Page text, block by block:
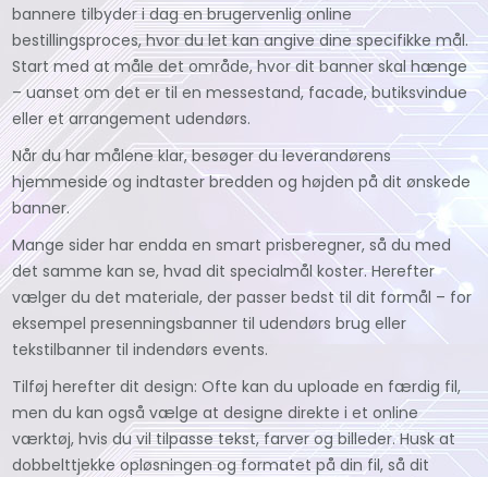
bannere tilbyder i dag en brugervenlig online
bestillingsproces, hvor du let kan angive dine specifikke mål.
Start med at måle det område, hvor dit banner skal hænge
– uanset om det er til en messestand, facade, butiksvindue
eller et arrangement udendørs.
Når du har målene klar, besøger du leverandørens
hjemmeside og indtaster bredden og højden på dit ønskede
banner.
Mange sider har endda en smart prisberegner, så du med
det samme kan se, hvad dit specialmål koster. Herefter
vælger du det materiale, der passer bedst til dit formål – for
eksempel presenningsbanner til udendørs brug eller
tekstilbanner til indendørs events.
Tilføj herefter dit design: Ofte kan du uploade en færdig fil,
men du kan også vælge at designe direkte i et online
værktøj, hvis du vil tilpasse tekst, farver og billeder. Husk at
dobbelttjekke opløsningen og formatet på din fil, så dit